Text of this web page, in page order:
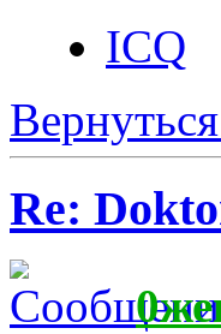
ICQ
Re: